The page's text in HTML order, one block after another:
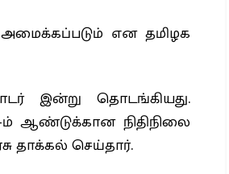
என தமிழக
இன்று தொடங்கியது.
ம் ஆண்டுக்கான நிதிநிலை
தாக்கல் செய்தார்.